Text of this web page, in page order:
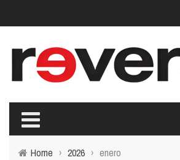
Home › 2026 › enero